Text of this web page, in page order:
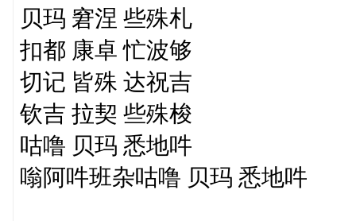
贝玛 窘涅 些殊札
扣都 康卓 忙波够
切记 皆殊 达祝吉
钦吉 拉契 些殊梭
咕噜 贝玛 悉地吽
嗡阿吽班杂咕噜 贝玛 悉地吽